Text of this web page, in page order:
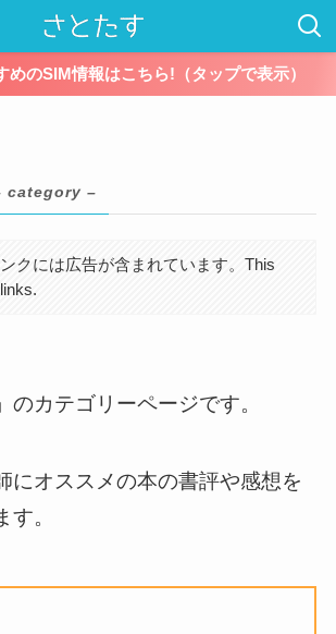
めのSIM情報はこちら!（タップで表示）
category –
クには広告が含まれています。This
のカテゴリーページです。
にオススメの本の書評や感想を
。